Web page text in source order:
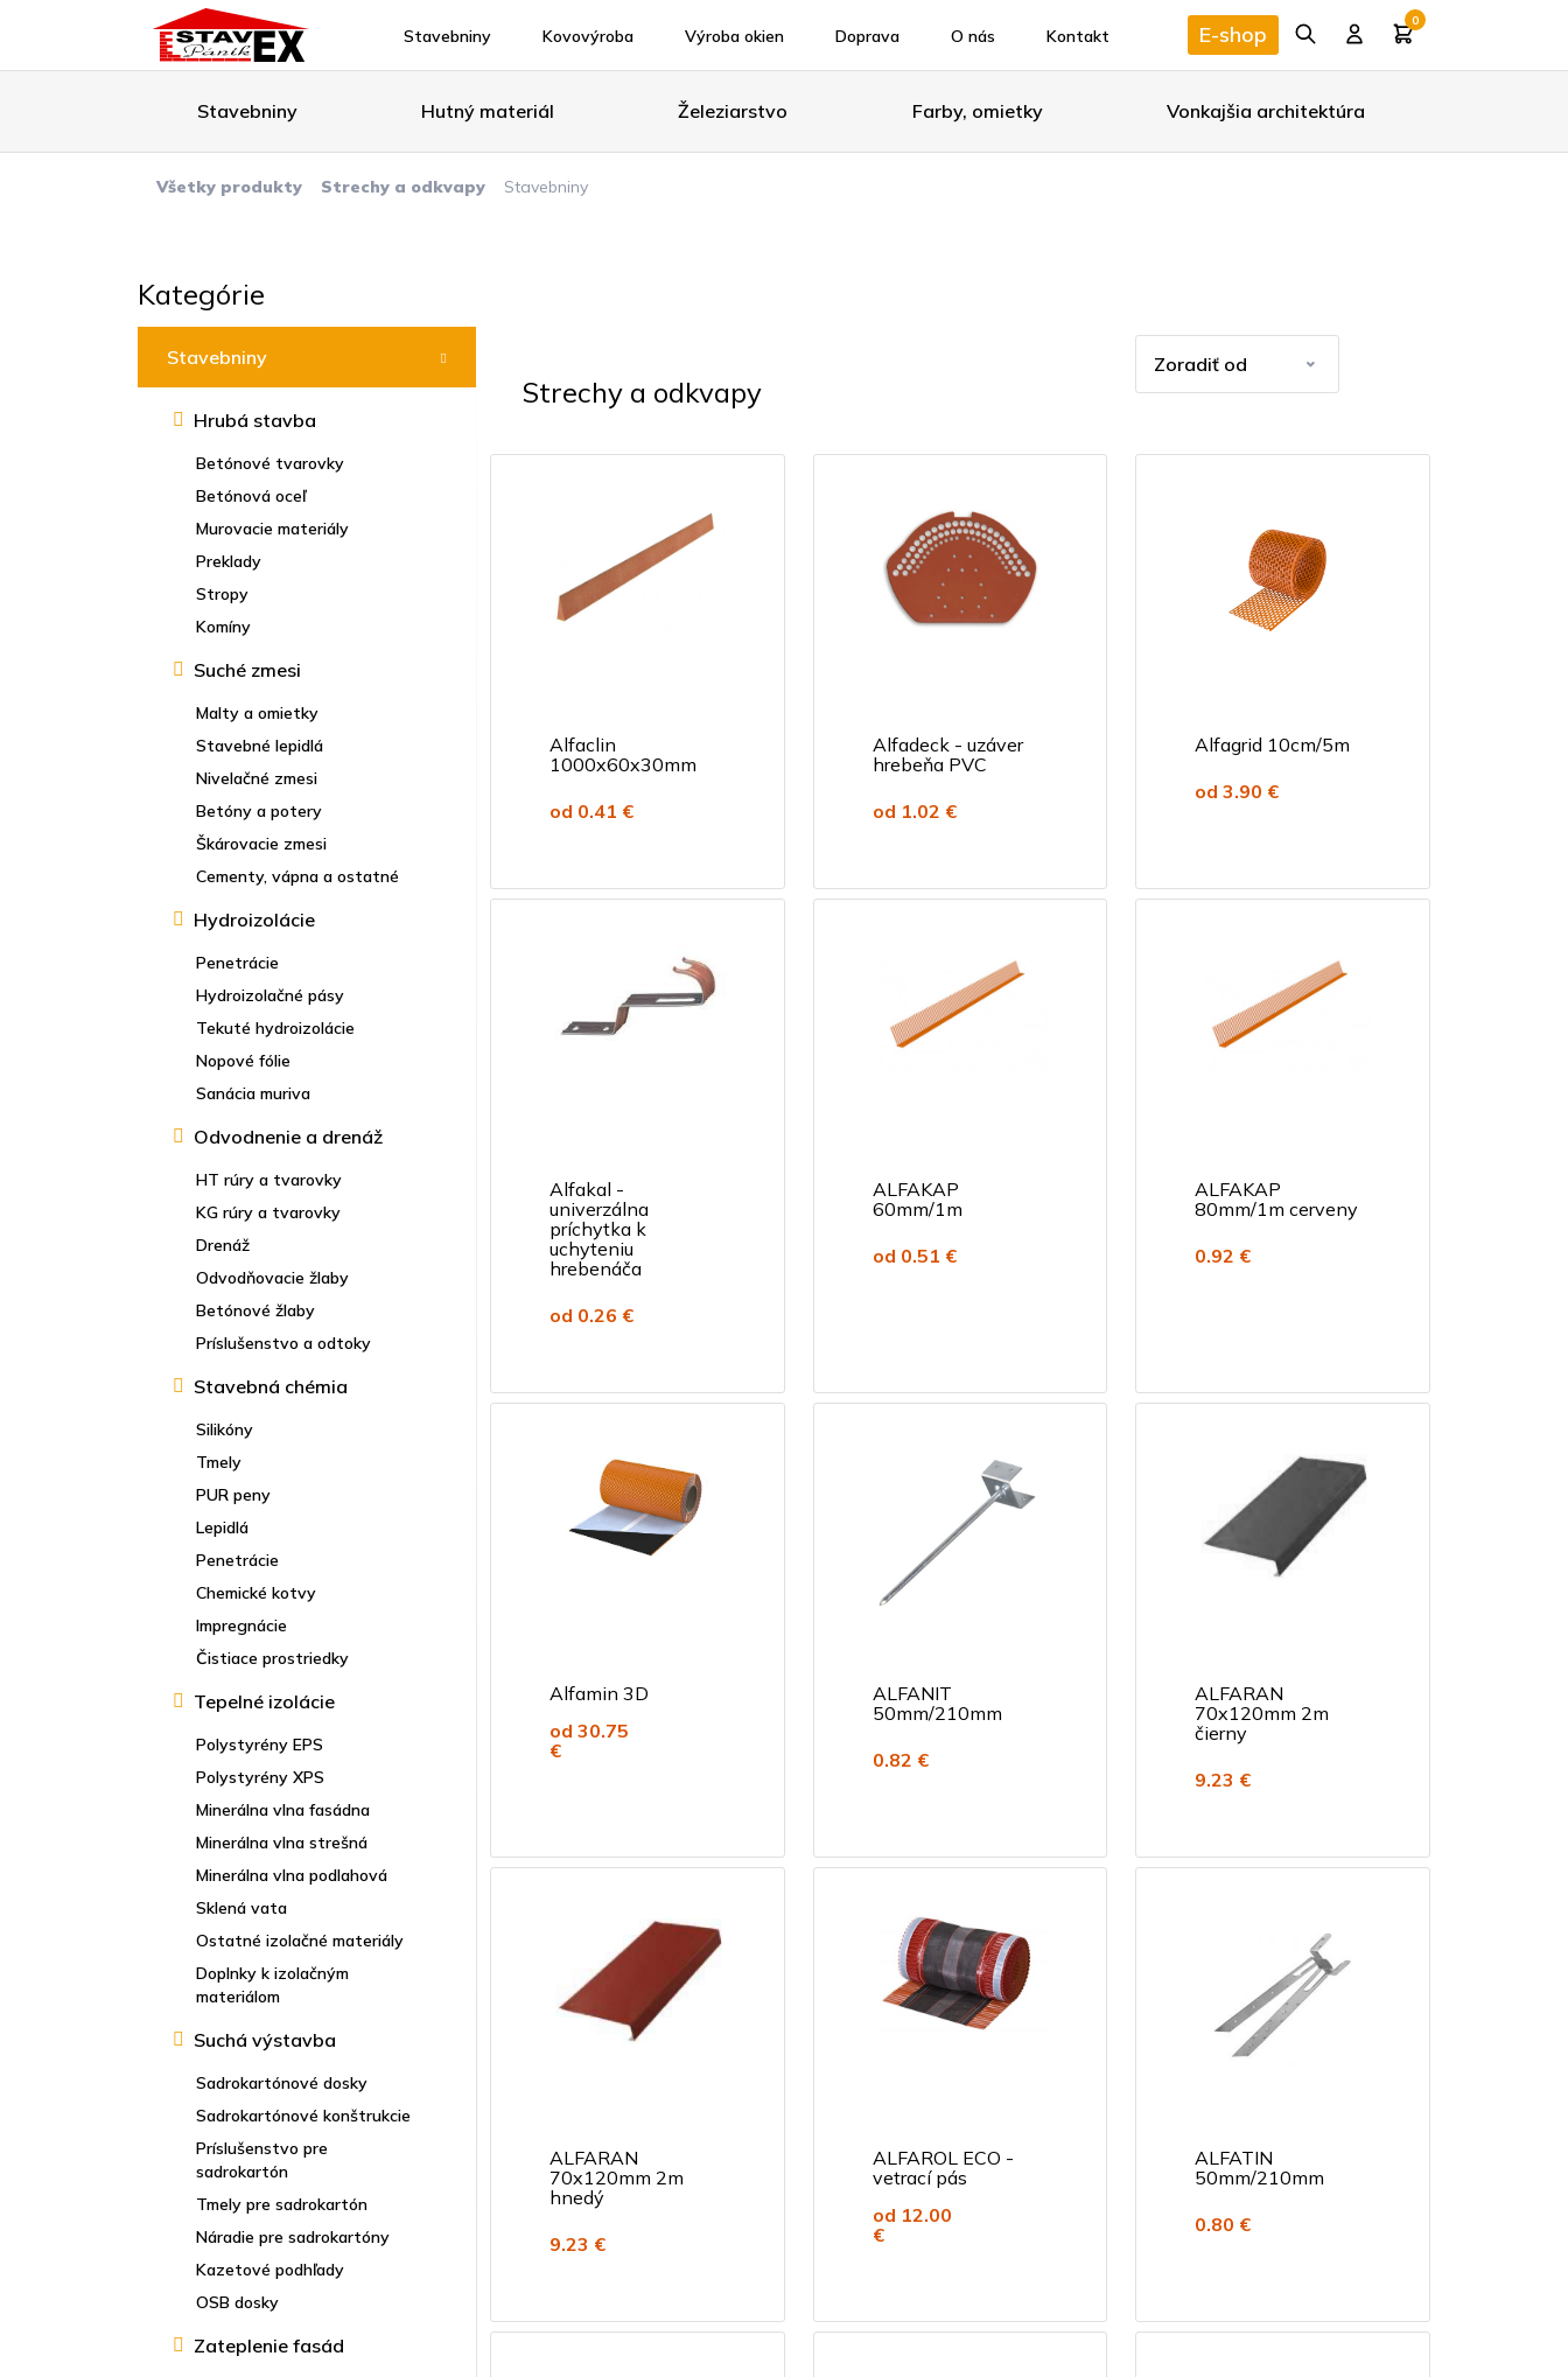
Stavebniny Kovovýroba Výroba okien Doprava O nás Kontakt E-shop
0
Stavebniny Hutný materiál Železiarstvo Farby, omietky Vonkajšia architektúra
Všetky produkty Strechy a odkvapy Stavebniny
Kategórie
Stavebniny
Hrubá stavba
Betónové tvarovky
Betónová oceľ
Murovacie materiály
Preklady
Stropy
Komíny
Suché zmesi
Malty a omietky
Stavebné lepidlá
Nivelačné zmesi
Betóny a potery
Škárovacie zmesi
Cementy, vápna a ostatné
Hydroizolácie
Penetrácie
Hydroizolačné pásy
Tekuté hydroizolácie
Nopové fólie
Sanácia muriva
Odvodnenie a drenáž
HT rúry a tvarovky
KG rúry a tvarovky
Drenáž
Odvodňovacie žlaby
Betónové žlaby
Príslušenstvo a odtoky
Stavebná chémia
Silikóny
Tmely
PUR peny
Lepidlá
Penetrácie
Chemické kotvy
Impregnácie
Čistiace prostriedky
Tepelné izolácie
Polystyrény EPS
Polystyrény XPS
Minerálna vlna fasádna
Minerálna vlna strešná
Minerálna vlna podlahová
Sklená vata
Ostatné izolačné materiály
Doplnky k izolačným
materiálom
Suchá výstavba
Sadrokartónové dosky
Sadrokartónové konštrukcie
Príslušenstvo pre
sadrokartón
Tmely pre sadrokartón
Náradie pre sadrokartóny
Kazetové podhľady
OSB dosky
Zateplenie fasád
Strechy a odkvapy
Alfaclin
1000x60x30mm
od 0.41 €
Alfadeck - uzáver
hrebeňa PVC
od 1.02 €
Alfagrid 10cm/5m
od 3.90 €
Alfakal -
univerzálna
príchytka k
uchyteniu
hrebenáča
od 0.26 €
ALFAKAP
60mm/1m
od 0.51 €
ALFAKAP
80mm/1m cerveny
0.92 €
Alfamin 3D
od 30.75
€
ALFANIT
50mm/210mm
0.82 €
ALFARAN
70x120mm 2m
čierny
9.23 €
ALFARAN
70x120mm 2m
hnedý
9.23 €
ALFAROL ECO -
vetrací pás
od 12.00
€
ALFATIN
50mm/210mm
0.80 €